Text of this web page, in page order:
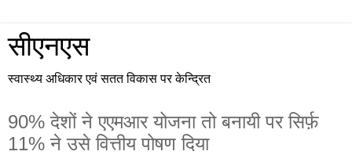
सीएनएस
स्वास्थ्य अधिकार एवं सतत विकास पर केन्द्रित
90% देशों ने एएमआर योजना तो बनायी पर सिर्फ़
11% ने उसे वित्तीय पोषण दिया